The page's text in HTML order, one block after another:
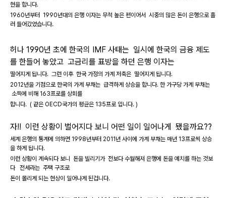
현을 합니다.
1960년부터 1990년대의 은행 이자는 무척 높은 편이어서 시중의 많은 돈이 은행으로 흘
러 들어갔었습니다.
허나 1990년 초에 한국의 IMF 사태는 일시에 한국의 금융 제도
를 한들어 놓았고 고금리를 표방을 하던 은행 이자는
떨어지게 됩니다. 그런 이후 한국 가정의 가계 저축은 떨어지게 됩니다.
2012년을 기점으로 한국의 가계 부채는 급격하게 상승을 합니다. 한 가구당 가계 부채는
소득에 비해 163프로를 상회를
합니다. ( 같은 OECD국가의 평균은 135프로 입니다. )
자!! 이런 상황이 벌어지다 보니 어떤 일이 일어나게 됐을까요??
세계 은행의 통계에 의하면 1998년부터 2011년 사이에 가계 부채는 매년 13프로씩 상승
을 하게 됩니다.
이런 상황이 계속되다 보니 돈을 빌리기가 전보다 수월해져 은행에 돈을 예치를 하는 것보
다 전세라는 주택 구조로
돈이 몰리게 되는 현상이 일어나게 된겁니다.